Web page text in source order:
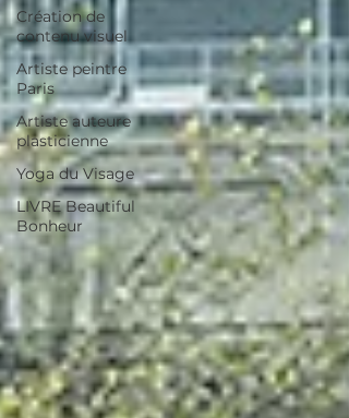
Création de
contenu visuel
Artiste peintre
Paris
Artiste auteure
plasticienne
Yoga du Visage
LIVRE Beautiful
Bonheur